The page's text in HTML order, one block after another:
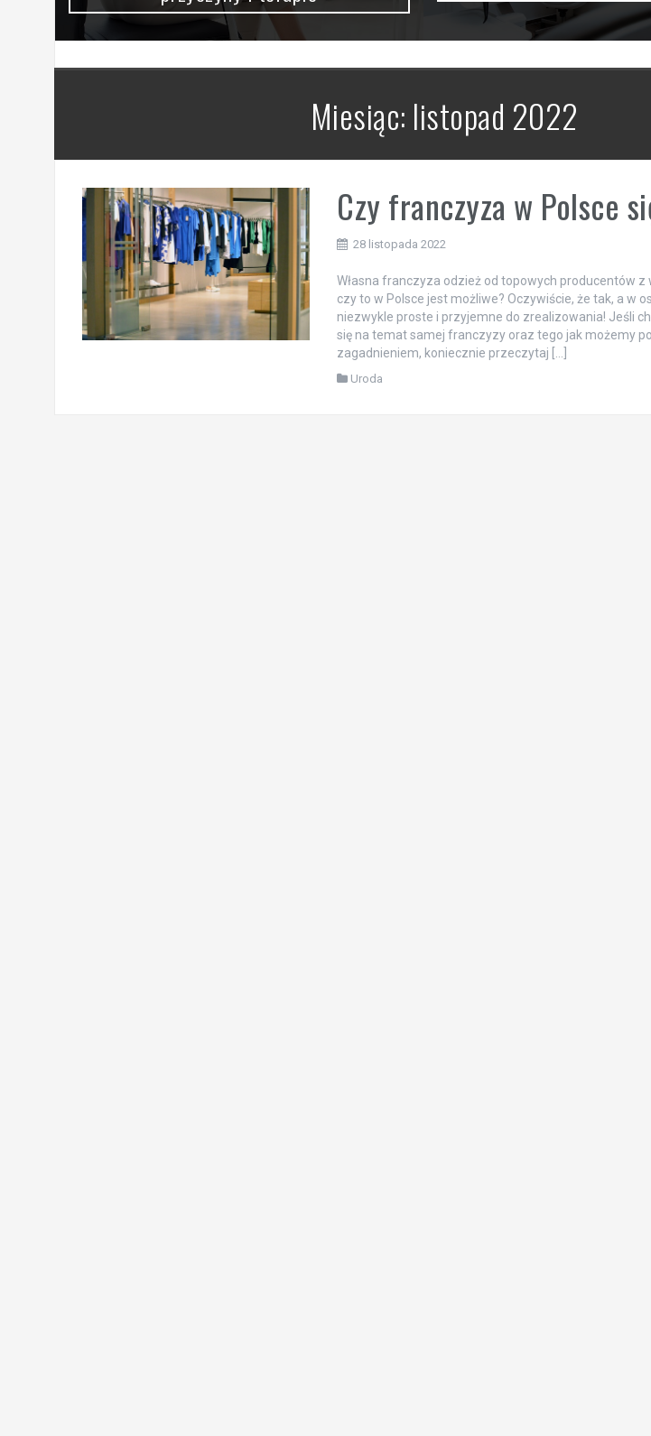
Miesiąc: listopad 2022
Czy franczyza w Polsce
28 listopada 2022
Własna franczyza odzież od topowych producentów z
czy to w Polsce jest możliwe? Oczywiście, że tak, a w
niezwykle proste i przyjemne do zrealizowania! Jeśli
się na temat samej franczyzy oraz tego jak możemy
zagadnieniem, koniecznie przeczytaj […]
Uroda